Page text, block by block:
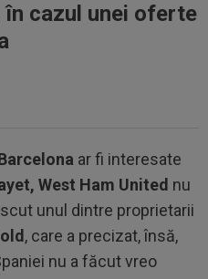
cazul unei oferte
ar fi interesate
West Ham United nu
unul dintre proprietarii
, care a precizat, însă,
nu a făcut vreo